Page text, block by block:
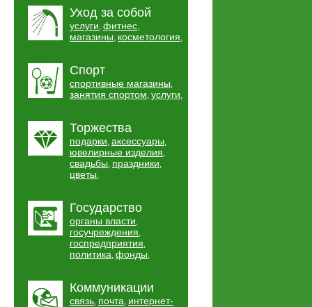
Уход за собой
услуги, фитнес,
магазины, косметология,
Спорт
спортивные магазины,
занятия спортом, услуги,
Торжества
подарки, аксессуары,
ювелирные изделия,
свадьбы, праздники,
цветы,
Государство
органы власти,
госучреждения,
госпредприятия,
политика, фонды,
Коммуникации
связь, почта, интернет-